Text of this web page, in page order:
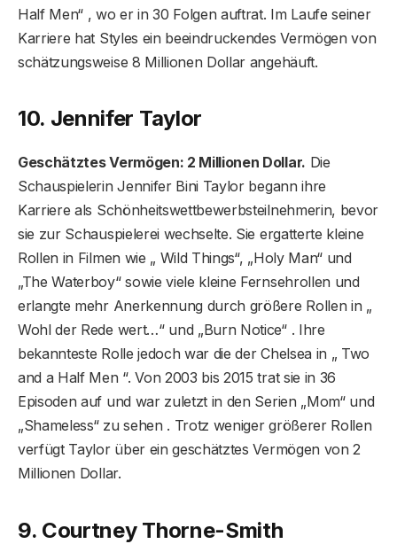
Half Men“ , wo er in 30 Folgen auftrat. Im Laufe seiner
Karriere hat Styles ein beeindruckendes Vermögen von
schätzungsweise 8 Millionen Dollar angehäuft.
10. Jennifer Taylor
Geschätztes Vermögen: 2 Millionen Dollar. Die
Schauspielerin Jennifer Bini Taylor begann ihre
Karriere als Schönheitswettbewerbsteilnehmerin, bevor
sie zur Schauspielerei wechselte. Sie ergatterte kleine
Rollen in Filmen wie „ Wild Things“, „Holy Man“ und
„The Waterboy“ sowie viele kleine Fernsehrollen und
erlangte mehr Anerkennung durch größere Rollen in „
Wohl der Rede wert…“ und „Burn Notice“ . Ihre
bekannteste Rolle jedoch war die der Chelsea in „ Two
and a Half Men “. Von 2003 bis 2015 trat sie in 36
Episoden auf und war zuletzt in den Serien „Mom“ und
„Shameless“ zu sehen . Trotz weniger größerer Rollen
verfügt Taylor über ein geschätztes Vermögen von 2
Millionen Dollar.
9. Courtney Thorne-Smith